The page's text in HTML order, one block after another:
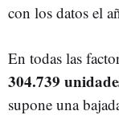
con los datos el
En todas las
304.739
supone una